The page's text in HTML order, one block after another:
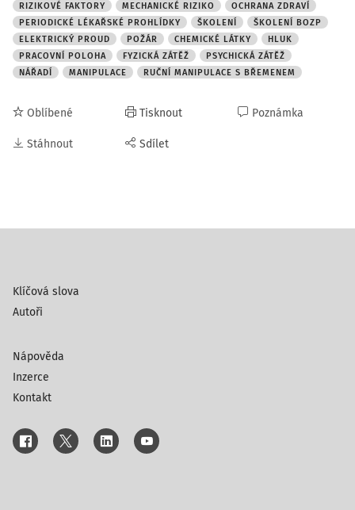
RIZIKOVÉ FAKTORY
MECHANICKÉ RIZIKO
OCHRANA ZDRAVÍ
PERIODICKÉ LÉKAŘSKÉ PROHLÍDKY
ŠKOLENÍ
ŠKOLENÍ BOZP
ELEKTRICKÝ PROUD
POŽÁR CHEMICKÉ LÁTKY
HLUK
PRACOVNÍ POLOHA
FYZICKÁ ZÁTĚŽ
PSYCHICKÁ ZÁTĚŽ
NÁŘADÍ
MANIPULACE RUČNÍ MANIPULACE S BŘEMENEM
Oblíbené
Stáhnout
Tisknout
Sdílet
Poznámka
Klíčová slova
Autoři
Nápověda
Inzerce
Kontakt